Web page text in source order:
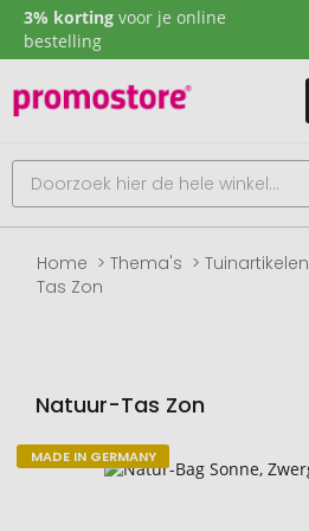
3% korting voor je online
bestelling
Home Thema's Tuinartikelen
Tas Zon
Natuur-Tas Zon
Naar
MADE IN GERMANY